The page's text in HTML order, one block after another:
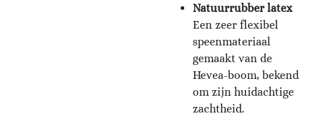
Natuurrubber latex
Een zeer flexibel
speenmateriaal
gemaakt van de
Hevea-boom, bekend
om zijn huidachtige
zachtheid.